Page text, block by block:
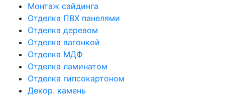
Монтаж сайдинга
Отделка ПВХ панелями
Отделка деревом
Отделка вагонкой
Отделка МДФ
Отделка ламинатом
Отделка гипсокартоном
Декор. камень